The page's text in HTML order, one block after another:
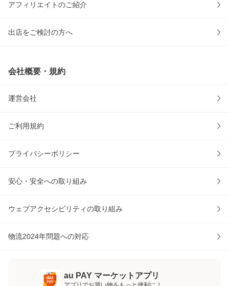
アフィリエイトのご紹介
出店をご検討の方へ
会社概要・規約
運営会社
ご利用規約
プライバシーポリシー
安心・安全への取り組み
ウェブアクセシビリティの取り組み
物流2024年問題への対応
au PAY マーケットアプリ